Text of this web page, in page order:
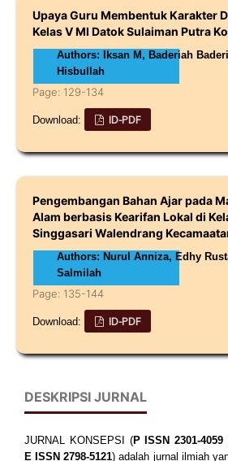
Upaya Guru Membentuk Karakter
Kelas V MI Datok Sulaiman Putra
Authors: Iksan M, Baderiah
Hisbullah
Page: 129-134
Download: ID-PDF
Pengembangan Bahan Ajar pada
Alam berbasis Kearifan Lokal di
Singgasari Walendrang
Authors: Nurul Anniza, Edhy
Salmilah
Page: 135-144
Download: ID-PDF
DESKRIPSI JURNAL
JURNAL KONSEPSI (P ISSN2301-4059
E ISSN2798-5121) adalah jurnal ilmiah